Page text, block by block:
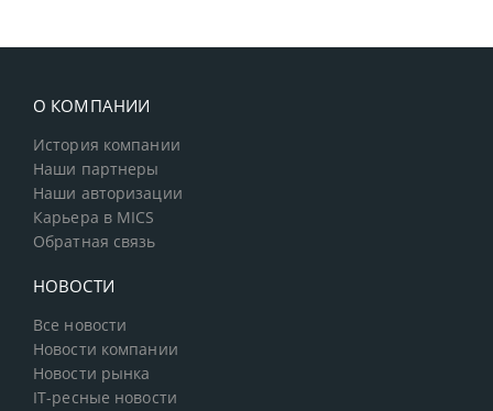
О КОМПАНИИ
История компании
Наши партнеры
Наши авторизации
Карьера в MICS
Обратная связь
НОВОСТИ
Все новости
Новости компании
Новости рынка
IT-ресные новости